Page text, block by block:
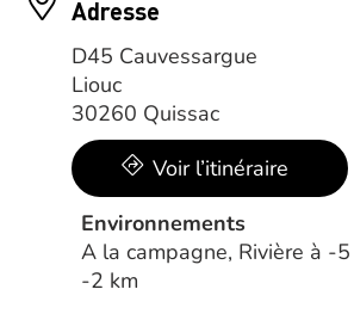
Adresse
D45 Cauvessargue
Liouc
30260 Quissac
Voir l’itinéraire
Environnements
A la campagne, Rivière à -
-2 km